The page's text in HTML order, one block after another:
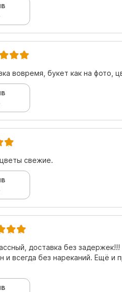
вовремя, букет как на фото,
свежие.
доставка без
и всегда без нареканий. Ещё и